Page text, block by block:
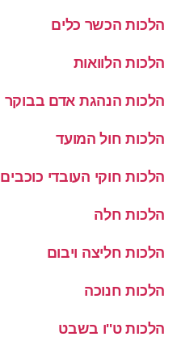
הלכות הכשר כלים
הלכות הלוואות
הלכות הנהגת אדם בבוקר
הלכות חול המועד
הלכות חוקי העובדי כוכבים
הלכות חלה
הלכות חליצה ויבום
הלכות חנוכה
הלכות ט''ו בשבט